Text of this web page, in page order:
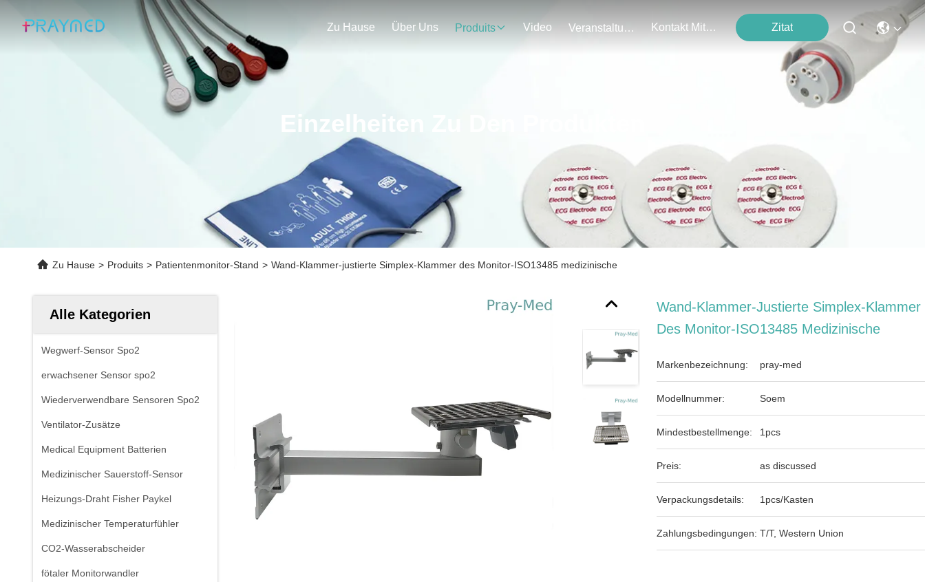
Zu Hause Über Uns Produits Video Veranstaltungen Kontakt Mit Uns Zitat
Einzelheiten Zu Den Produkten
Zu Hause > Produits > Patientenmonitor-Stand > Wand-Klammer-justierte Simplex-Klammer des Monitor-ISO13485 medizinische
Alle Kategorien
Wegwerf-Sensor Spo2
erwachsener Sensor spo2
Wiederverwendbare Sensoren Spo2
Ventilator-Zusätze
Medical Equipment Batterien
Medizinischer Sauerstoff-Sensor
Heizungs-Draht Fisher Paykel
Medizinischer Temperaturfühler
CO2-Wasserabscheider
fötaler Monitorwandler
Wand-Klammer-Justierte Simplex-Klammer
Des Monitor-ISO13485 Medizinische
Markenbezeichnung: pray-med
Modellnummer: Soem
Mindestbestellmenge: 1pcs
Preis: as discussed
Verpackungsdetails: 1pcs/Kasten
Zahlungsbedingungen: T/T, Western Union